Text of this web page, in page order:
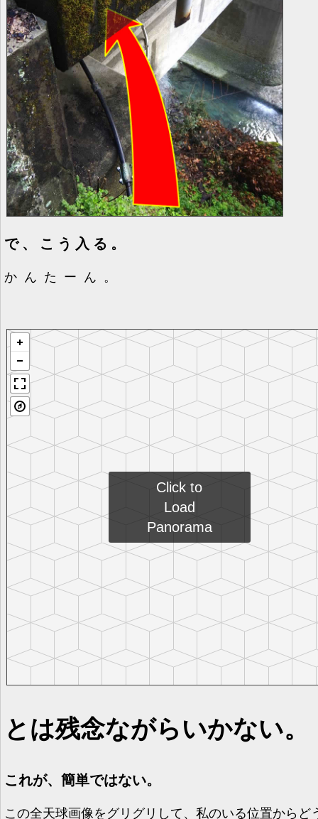
で、こう入る。
かんたーん。
とは残念ながらいかない。
これが、簡単ではない。
この全天球画像をグリグリして、私のいる位置からど